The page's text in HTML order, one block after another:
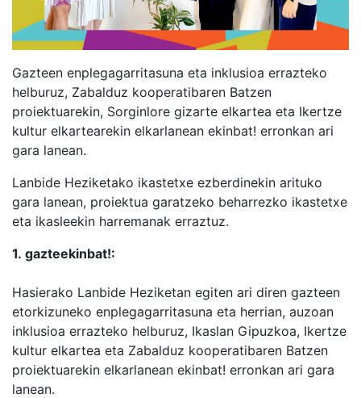
Gazteen enplegagarritasuna eta inklusioa errazteko
helburuz, Zabalduz kooperatibaren Batzen
proiektuarekin, Sorginlore gizarte elkartea eta Ikertze
kultur elkartearekin elkarlanean ekinbat! erronkan ari
gara lanean.
Lanbide Heziketako ikastetxe ezberdinekin arituko
gara lanean, proiektua garatzeko beharrezko ikastetxe
eta ikasleekin harremanak erraztuz.
1. gazteekinbat!:
Hasierako Lanbide Heziketan egiten ari diren gazteen
etorkizuneko enplegagarritasuna eta herrian, auzoan
inklusioa errazteko helburuz, Ikaslan Gipuzkoa, Ikertze
kultur elkartea eta Zabalduz kooperatibaren Batzen
proiektuarekin elkarlanean ekinbat! erronkan ari gara
lanean.